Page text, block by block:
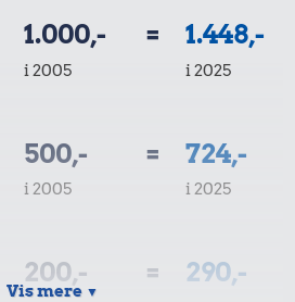
1.000,-
i 2005
= 1.448,-
i 2025
500,-
i 2005
= 724,-
i 2025
200,- = 290,-
Vis mere ▼